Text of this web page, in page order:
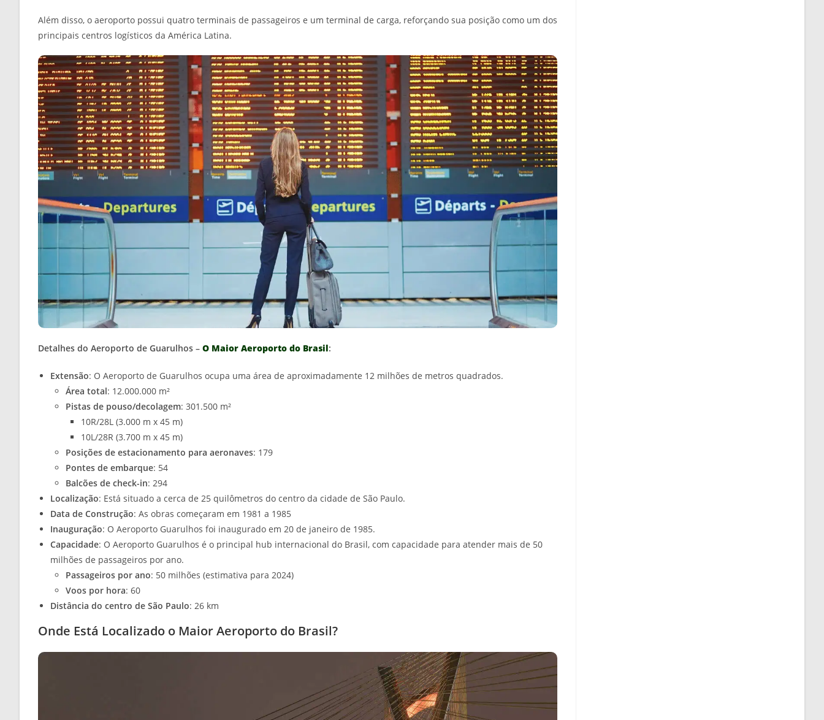
Além disso, o aeroporto possui quatro terminais de passageiros e um terminal de carga, reforçando sua posição como um dos
principais centros logísticos da América Latina.
Detalhes do Aeroporto de Guarulhos – O Maior Aeroporto do Brasil:
Extensão: O Aeroporto de Guarulhos ocupa uma área de aproximadamente 12 milhões de metros quadrados.
Área total: 12.000.000 m²
Pistas de pouso/decolagem: 301.500 m²
10R/28L (3.000 m x 45 m)
10L/28R (3.700 m x 45 m)
Posições de estacionamento para aeronaves: 179
Pontes de embarque: 54
Balcões de check-in: 294
Localização: Está situado a cerca de 25 quilômetros do centro da cidade de São Paulo.
Data de Construção: As obras começaram em 1981 a 1985
Inauguração: O Aeroporto Guarulhos foi inaugurado em 20 de janeiro de 1985.
Capacidade: O Aeroporto Guarulhos é o principal hub internacional do Brasil, com capacidade para atender mais de 50
milhões de passageiros por ano.
Passageiros por ano: 50 milhões (estimativa para 2024)
Voos por hora: 60
Distância do centro de São Paulo: 26 km
Onde Está Localizado o Maior Aeroporto do Brasil?